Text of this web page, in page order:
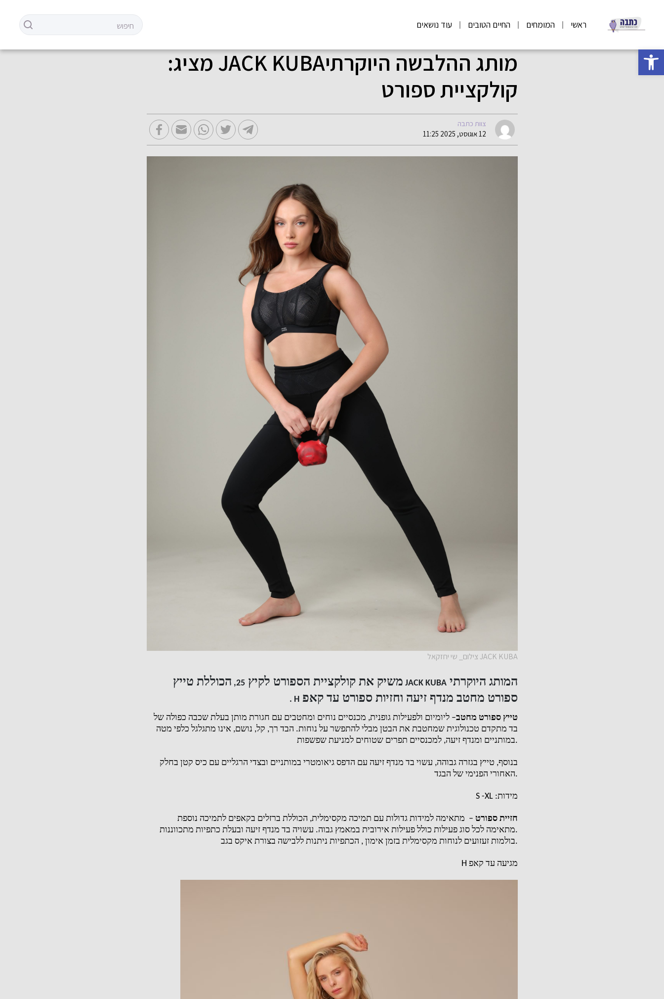
פתח סרגל נגישות
ראשי המומחים החיים הטובים עוד נושאים
מותג ההלבשה היוקרתיJACK KUBA מציג:
קולקציית ספורט
צוות כתבה
12 אוגוסט, 2025 11:25
JACK KUBA צילום_ שי יחזקאל
המותג היוקרתיJACK KUBA משיק את קולקציית הספורט לקיץ25, הכוללת טייץ
ספורט מחטב מנדף זיעה וחזיות ספורט עד קאפH .
טייץ ספורט מחטב–ליומיום ולפעילות גופנית, מכנסיים נוחים ומחטבים עם חגורת מותן בעלת שכבה כפולה של
בד מתקדם טכנולוגית שמחטבת את הבטן מבלי להתפשר על נוחות. הבד רך, קל, נושם, אינו מתגלגל כלפי מטה
במותניים ומנדף זיעה,למכנסיים תפרים שטוחים למניעת שפשפות .
בנוסף, טייץ בגזרה גבוהה, עשוי בד מנדף זיעה עם הדפס גיאומטרי במותניים ובצדי הרגליים עם כיס קטן בחלק
האחורי הפנימי של הבגד.
מידות: S -XL
חזיית ספורט – מתאימה למידות גדולות עם תמיכה מקסימלית, הכוללת ברזלים בקאפים לתמיכה נוספת
.מתאימה לכל סוג פעילות כולל פעילות אירובית במאמץ גבוה. עשויה בד מנדף זיעה ובעלת כתפיות מתכווננות
בולמות זעזועים לנוחות מקסימלית בזמן אימון, הכתפיות ניתנות ללבישה בצורת איקס בגב .
מגיעה עד קאפ H